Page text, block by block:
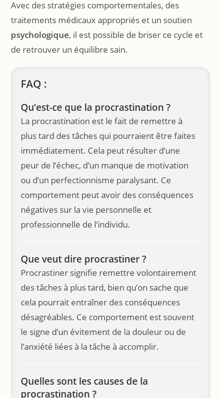
Avec des stratégies comportementales, des
traitements médicaux appropriés et un soutien
psychologique, il est possible de briser ce cycle et
de retrouver un équilibre sain.
FAQ :
Qu’est-ce que la procrastination ?
La procrastination est le fait de remettre à
plus tard des tâches qui pourraient être faites
immédiatement. Cela peut résulter d’une
peur de l’échec, d’un manque de motivation
ou d’un perfectionnisme paralysant. Ce
comportement peut avoir des conséquences
négatives sur la vie personnelle et
professionnelle de l’individu.
Que veut dire procrastiner ?
Procrastiner signifie remettre volontairement
des tâches à plus tard, bien qu’on sache que
cela pourrait entraîner des conséquences
désagréables. Ce comportement est souvent
le signe d’un évitement de la douleur ou de
l’anxiété liées à la tâche à accomplir.
Quelles sont les causes de la
procrastination ?